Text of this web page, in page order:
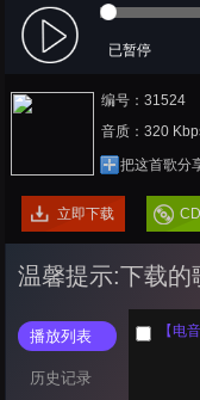
已暂停
编号：31524
音质：320
把这首歌分
立即下载
温馨提示:下载的
播放列表
历史记录
【电